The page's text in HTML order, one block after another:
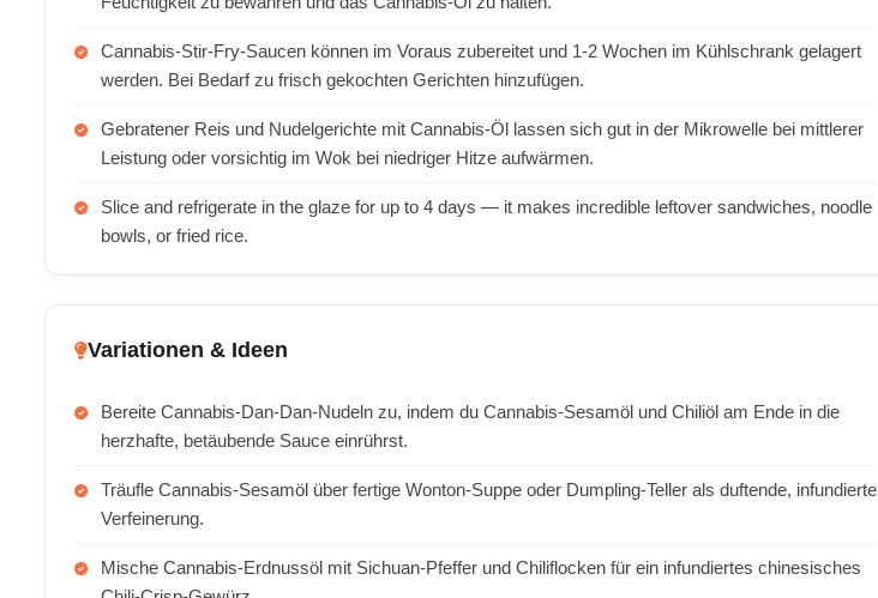
Cannabis-Stir-Fry-Saucen können im Voraus zubereitet und 1-2 Wochen im Kühlschrank gelagert
werden. Bei Bedarf zu frisch gekochten Gerichten hinzufügen.
Gebratener Reis und Nudelgerichte mit Cannabis-Öl lassen sich gut in der Mikrowelle bei mittlerer
Leistung oder vorsichtig im Wok bei niedriger Hitze aufwärmen.
Slice and refrigerate in the glaze for up to 4 days — it makes incredible leftover sandwiches, noodle
bowls, or fried rice.
Variationen & Ideen
Bereite Cannabis-Dan-Dan-Nudeln zu, indem du Cannabis-Sesamöl und Chiliöl am Ende in die
herzhafte, betäubende Sauce einrührst.
Träufle Cannabis-Sesamöl über fertige Wonton-Suppe oder Dumpling-Teller als duftende, infundierte
Verfeinerung.
Mische Cannabis-Erdnussöl mit Sichuan-Pfeffer und Chiliflocken für ein infundiertes chinesisches